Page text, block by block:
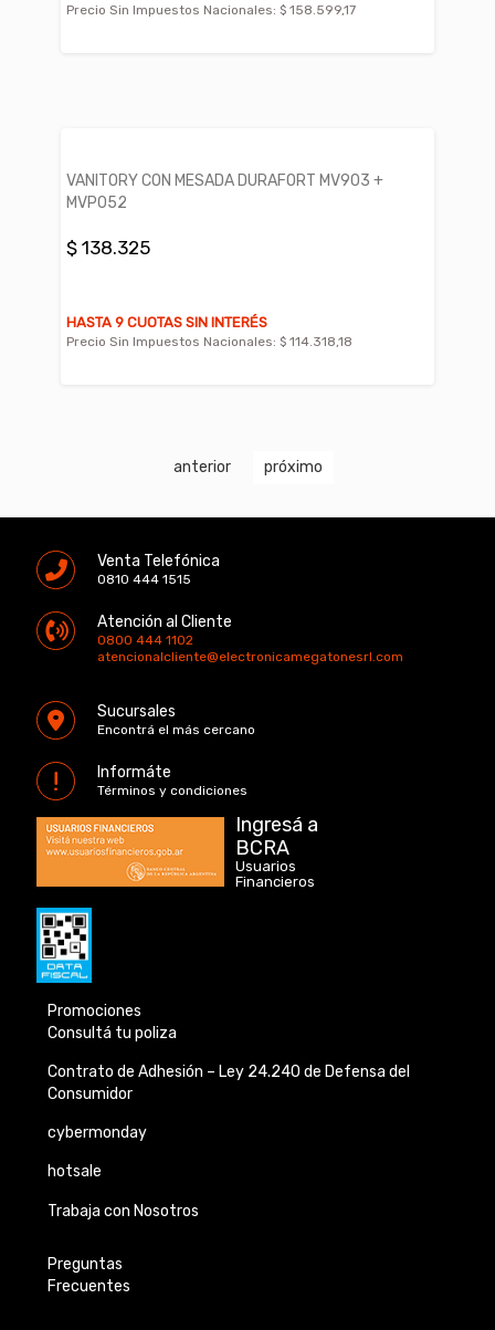
Precio Sin Impuestos Nacionales: $ 158.599,17
VANITORY CON MESADA DURAFORT MV903 +
MVP052
$ 138.325
HASTA 9 CUOTAS SIN INTERÉS
Precio Sin Impuestos Nacionales: $ 114.318,18
anterior próximo
Venta Telefónica
0810 444 1515
Atención al Cliente
0800 444 1102
atencionalcliente@electronicamegatonesrl.com
Sucursales
Encontrá el más cercano
Informáte
Términos y condiciones
Ingresá a
BCRA
Usuarios
Financieros
Promociones
Consultá tu poliza
Contrato de Adhesión – Ley 24.240 de Defensa del
Consumidor
cybermonday
hotsale
Trabaja con Nosotros
Preguntas
Frecuentes